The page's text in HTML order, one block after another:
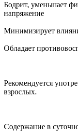
Бодрит, уменьшает
напряжение
Минимизирует
Обладает
Рекомендуется
взрослых.
Содержание в